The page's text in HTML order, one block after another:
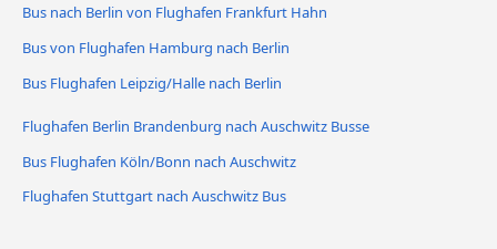
Bus nach Berlin von Flughafen Frankfurt Hahn
Bus von Flughafen Hamburg nach Berlin
Bus Flughafen Leipzig/Halle nach Berlin
Flughafen Berlin Brandenburg nach Auschwitz Busse
Bus Flughafen Köln/Bonn nach Auschwitz
Flughafen Stuttgart nach Auschwitz Bus